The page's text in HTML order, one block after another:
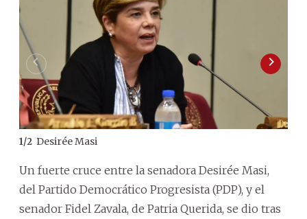
1/2 Desirée Masi
Un fuerte cruce entre la senadora Desirée Masi,
del Partido Democrático Progresista (PDP), y el
senador Fidel Zavala, de Patria Querida, se dio tras